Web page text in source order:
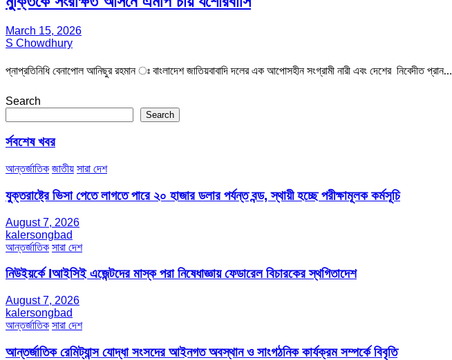
March 15, 2026
S Chowdhury
প্নাপ্রতিনিধি বেনাপোল আনিছুর রহমান ঃ বাংলাদেশ জাতিয়বাবাদি দলের এক আপোসহীন সংগ্রামী নারী এবং দেশের নিবেদীত প্রান…
Search
Search
র্সবশেষ খবর
আন্তর্জাতিক জাতীয় সারা দেশ
যুক্তরাষ্ট্রে ভিসা পেতে লাগতে পারে ২০ হাজার ডলার পর্যন্ত বন্ড, স্থায়ী হচ্ছে পরীক্ষামূলক কর্মসূচি
August 7, 2026
kalersongbad
আন্তর্জাতিক সারা দেশ
নিউইয়র্কে Iআইসিই এজেন্টদের মাস্ক পরা নিষেধাজ্ঞায় ফেডারেল বিচারকের স্থগিতাদেশ
August 7, 2026
kalersongbad
আন্তর্জাতিক সারা দেশ
আন্তর্জাতিক রেমিট্যান্স যোদ্ধা সংসদের আইনগত অবস্থান ও সাংগঠনিক কার্যক্রম সম্পর্কে বিবৃতি